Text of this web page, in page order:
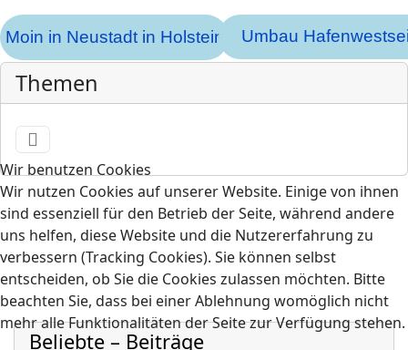
Moin in Neustadt in Holstein Umbau
Themen
Beliebte – Beiträge
Wir benutzen Cookies
Wir nutzen Cookies auf unserer Website. Einige von ihnen
sind essenziell für den Betrieb der Seite, während andere
uns helfen, diese Website und die Nutzererfahrung zu
verbessern (Tracking Cookies). Sie können selbst
entscheiden, ob Sie die Cookies zulassen möchten. Bitte
beachten Sie, dass bei einer Ablehnung womöglich nicht
mehr alle Funktionalitäten der Seite zur Verfügung stehen.